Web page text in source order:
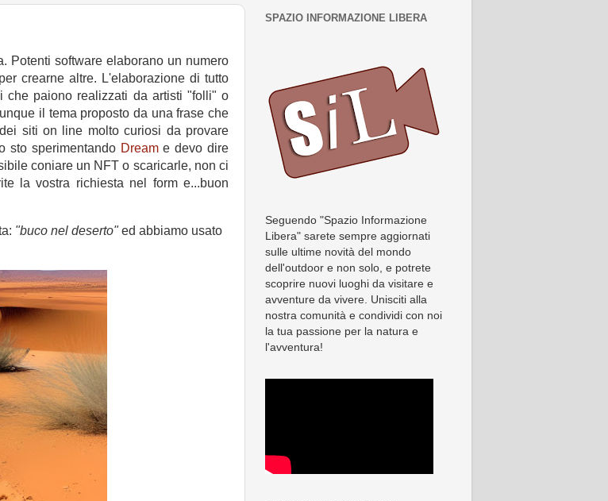
Potenti software elaborano un numero
crearne altre. L'elaborazione di tutto
che paiono realizzati da artisti "folli" o
il tema proposto da una frase che
siti on line molto curiosi da provare
sto sperimentando Dreame devo dire
coniare un NFT o scaricarle, non ci
la vostra richiesta nel form e...buon
"buco nel deserto"ed abbiamo usato
SPAZIO INFORMAZIONE LIBERA
Seguendo "Spazio Informazione
Libera" sarete sempre aggiornati
sulle ultime novità del mondo
dell'outdoor e non solo, e potrete
scoprire nuovi luoghi da visitare e
avventure da vivere. Unisciti alla
nostra comunità e condividi con noi
la tua passione per la natura e
l'avventura!